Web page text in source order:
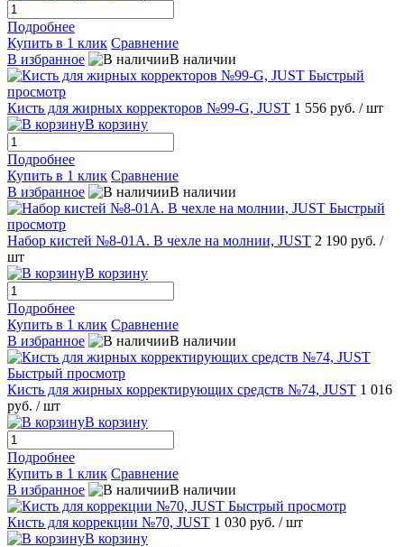
Подробнее
Купить в 1 клик Сравнение
В избранное
В наличии
Быстрый
просмотр
Кисть для жирных корректоров №99-G, JUST 1 556 руб. / шт
В корзину
Подробнее
Купить в 1 клик Сравнение
В избранное
В наличии
Быстрый
просмотр
Набор кистей №8-01A. В чехле на молнии, JUST 2 190 руб. /
шт
В корзину
Подробнее
Купить в 1 клик Сравнение
В избранное
В наличии
Быстрый просмотр
Кисть для жирных корректирующих средств №74, JUST 1 016
руб. / шт
В корзину
Подробнее
Купить в 1 клик Сравнение
В избранное
В наличии
Быстрый просмотр
Кисть для коррекции №70, JUST 1 030 руб. / шт
В корзину